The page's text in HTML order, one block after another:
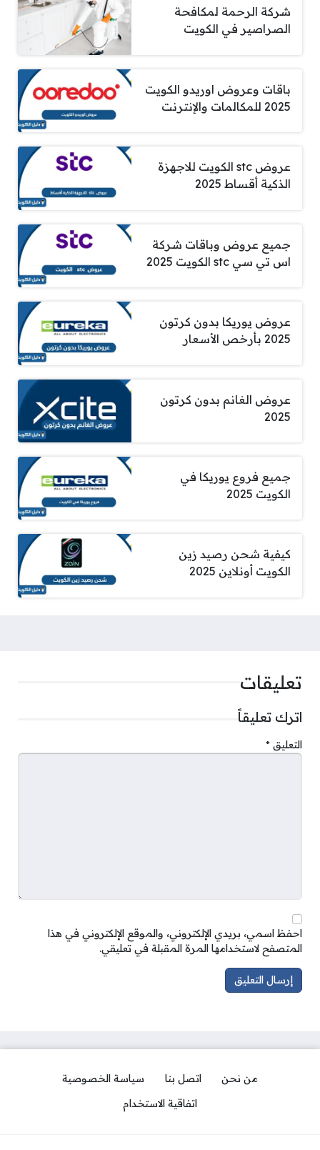
شركة الرحمة لمكافحة
الصراصير في الكويت
باقات وعروض اوريدو الكويت
2025 للمكالمات والإنترنت
عروض stc الكويت للاجهزة
الذكية أقساط 2025
جميع عروض وباقات شركة
اس تي سي stc الكويت 2025
عروض يوريكا بدون كرتون
2025 بأرخص الأسعار
عروض الغانم بدون كرتون
2025
جميع فروع يوريكا في
الكويت 2025
كيفية شحن رصيد زين
الكويت أونلاين 2025
تعليقات
اترك تعليقاً
التعليق *
احفظ اسمي، بريدي الإلكتروني، والموقع الإلكتروني في هذا
المتصفح لاستخدامها المرة المقبلة في تعليقي.
من نحن اتصل بنا
سياسة الخصوصية
اتفاقية الاستخدام